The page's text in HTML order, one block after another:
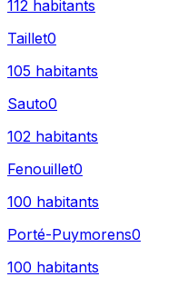
112 habitants
Taillet0
105 habitants
Sauto0
102 habitants
Fenouillet0
100 habitants
Porté-Puymorens0
100 habitants